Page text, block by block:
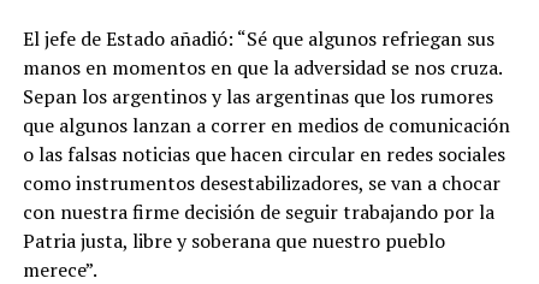
El jefe de Estado añadió: “Sé que algunos refriegan sus
manos en momentos en que la adversidad se nos cruza.
Sepan los argentinos y las argentinas que los rumores
que algunos lanzan a correr en medios de comunicación
o las falsas noticias que hacen circular en redes sociales
como instrumentos desestabilizadores, se van a chocar
con nuestra firme decisión de seguir trabajando por la
Patria justa, libre y soberana que nuestro pueblo
merece”.